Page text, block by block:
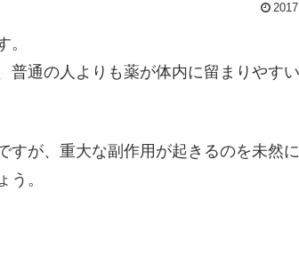
。
普通の人よりも薬が体内に留まりやす
が、重大な副作用が起きるのを未然
。